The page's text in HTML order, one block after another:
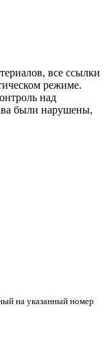
все ссылки
режиме.
над
были нарушены,
на указанный номер